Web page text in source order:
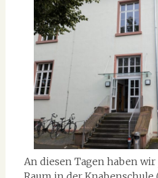
An diesen Tagen haben